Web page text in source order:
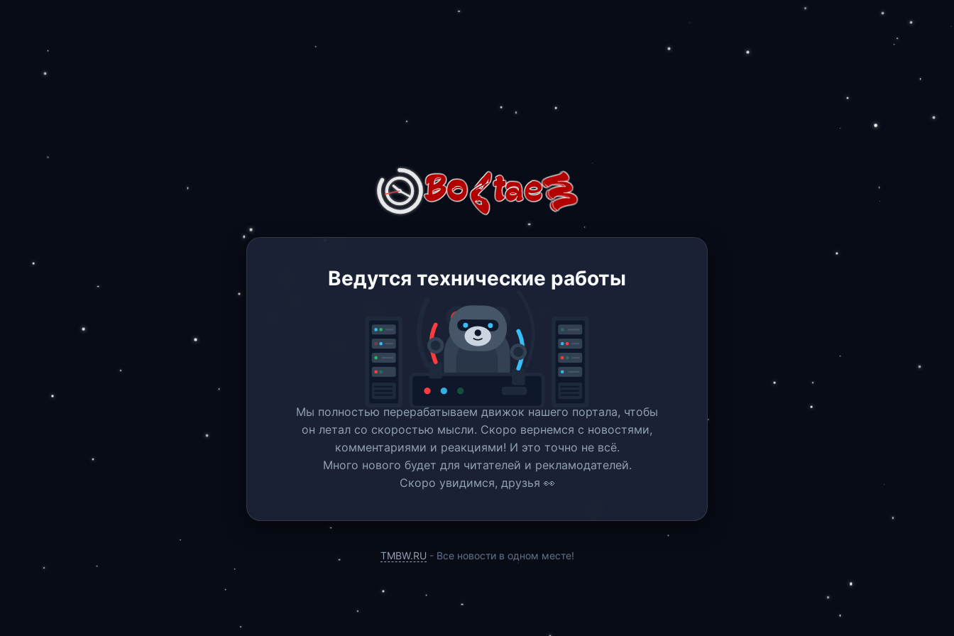
Ведутся технические работы
Мы полностью перерабатываем движок нашего портала, чтобы
он летал со скоростью мысли. Скоро вернемся c новостями,
комментариями и реакциями! И это точно не всё.
Много нового будет для читателей и рекламодателей.
Скоро увидимся, друзья 👀
TMBW.RU - Все новости в одном месте!